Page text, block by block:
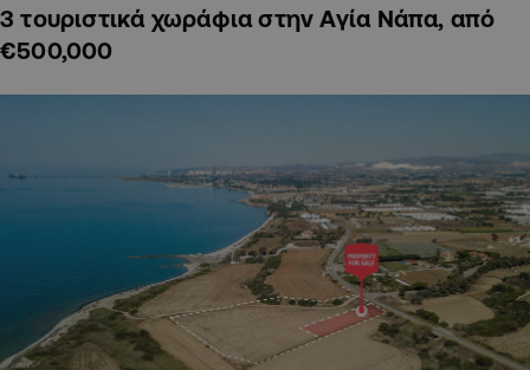
3 τουριστικά χωράφια στην Αγία Νάπα, από
€500,000